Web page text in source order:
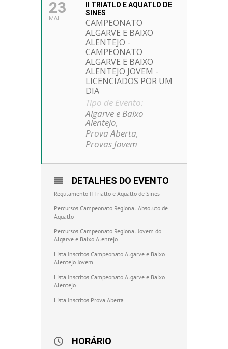
23
MAI
II TRIATLO E AQUATLO DE
SINES
CAMPEONATO
ALGARVE E BAIXO
ALENTEJO -
CAMPEONATO
ALGARVE E BAIXO
ALENTEJO JOVEM -
LICENCIADOS POR UM
DIA
Tipo de Evento:
Algarve e Baixo
Alentejo,
Prova Aberta,
Provas Jovem
DETALHES DO EVENTO
Regulamento II Triatlo e Aquatlo de Sines
Percursos Campeonato Regional Absoluto de
Aquatlo
Percursos Campeonato Regional Jovem do
Algarve e Baixo Alentejo
Lista Inscritos Campeonato Algarve e Baixo
Alentejo Jovem
Lista Inscritos Campeonato Algarve e Baixo
Alentejo
Lista Inscritos Prova Aberta
HORÁRIO